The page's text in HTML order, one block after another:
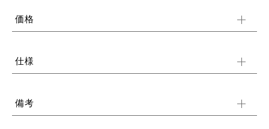
価格
仕様
備考